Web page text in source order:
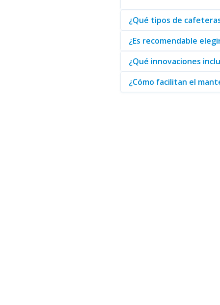
adquirir un producto
¿Qué tipos de
¿Es recomendable
¿Qué innovaciones
¿Cómo facilitan el